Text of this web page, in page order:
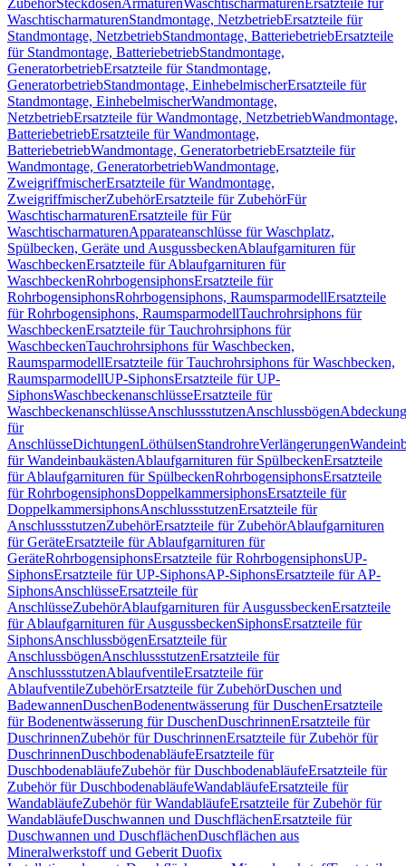
ZubehörSteckdosenArmaturenWaschtischarmaturen Ersatzteile für
WaschtischarmaturenStandmontage, NetzbetriebErsatzteile für
Standmontage, NetzbetriebStandmontage, BatteriebetriebErsatzteile
für Standmontage, BatteriebetriebStandmontage,
GeneratorbetriebErsatzteile für Standmontage,
GeneratorbetriebStandmontage, EinhebelmischerErsatzteile für
Standmontage, EinhebelmischerWandmontage,
NetzbetriebErsatzteile für Wandmontage, NetzbetriebWandmontage,
BatteriebetriebErsatzteile für Wandmontage,
BatteriebetriebWandmontage, GeneratorbetriebErsatzteile für
Wandmontage, GeneratorbetriebWandmontage,
ZweigriffmischerErsatzteile für Wandmontage,
ZweigriffmischerZubehörErsatzteile für ZubehörFür
WaschtischarmaturenErsatzteile für Für
WaschtischarmaturenApparateanschlüsse für Waschplatz,
Spülbecken, Geräte und AusgussbeckenAblaufgarnituren für
WaschbeckenErsatzteile für Ablaufgarnituren für
WaschbeckenRohrbogensiphonsErsatzteile für
RohrbogensiphonsRohrbogensiphons, RaumsparmodellErsatzteile
für Rohrbogensiphons, RaumsparmodellTauchrohrsiphons für
WaschbeckenErsatzteile für Tauchrohrsiphons für
WaschbeckenTauchrohrsiphons für Waschbecken,
RaumsparmodellErsatzteile für Tauchrohrsiphons für Waschbecken,
RaumsparmodellUP-SiphonsErsatzteile für UP-
SiphonsWaschbeckenanschlüsseErsatzteile für
WaschbeckenanschlüsseAnschlussstutzenAnschlussbögen
für
AnschlüsseDichtungenLöthülsenStandrohreVerlängerungen
für WandeinbaukästenAblaufgarnituren für SpülbeckenErsatzteile
für Ablaufgarnituren für SpülbeckenRohrbogensiphonsErsatzteile
für RohrbogensiphonsDoppelkammersiphonsErsatzteile für
DoppelkammersiphonsAnschlussstutzenErsatzteile für
AnschlussstutzenZubehörErsatzteile für ZubehörAblaufgarnituren
für GeräteErsatzteile für Ablaufgarnituren für
GeräteRohrbogensiphonsErsatzteile für RohrbogensiphonsUP-
SiphonsErsatzteile für UP-SiphonsAP-SiphonsErsatzteile für AP-
SiphonsAnschlüsseErsatzteile für
AnschlüsseZubehörAblaufgarnituren für AusgussbeckenErsatzteile
für Ablaufgarnituren für AusgussbeckenSiphonsErsatzteile für
SiphonsAnschlussbögenErsatzteile für
AnschlussbögenAnschlussstutzenErsatzteile für
AnschlussstutzenAblaufventileErsatzteile für
AblaufventileZubehörErsatzteile für ZubehörDuschen und
BadewannenDuschenBodenentwässerung für DuschenErsatzteile
für Bodenentwässerung für DuschenDuschrinnenErsatzteile für
DuschrinnenZubehör für DuschrinnenErsatzteile für Zubehör für
DuschrinnenDuschbodenabläufeErsatzteile für
DuschbodenabläufeZubehör für DuschbodenabläufeErsatzteile für
Zubehör für DuschbodenabläufeWandabläufeErsatzteile für
WandabläufeZubehör für WandabläufeErsatzteile für Zubehör für
WandabläufeDuschwannen und DuschflächenErsatzteile für
Duschwannen und DuschflächenDuschflächen aus
Mineralwerkstoff und Geberit Duofix